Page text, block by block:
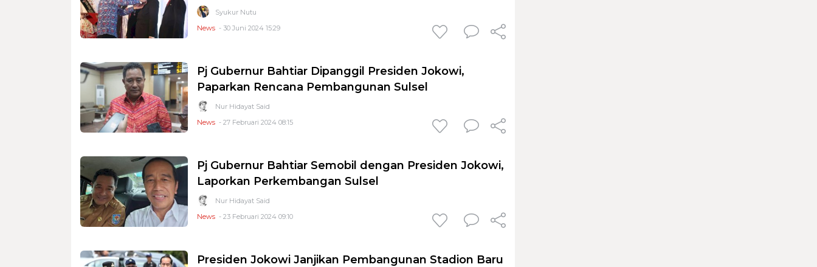
Syukur Nutu
News - 30 Juni 2024 15:29
Pj Gubernur Bahtiar Dipanggil Presiden Jokowi,
Paparkan Rencana Pembangunan Sulsel
Nur Hidayat Said
News - 27 Februari 2024 08:15
Pj Gubernur Bahtiar Semobil dengan Presiden Jokowi,
Laporkan Perkembangan Sulsel
Nur Hidayat Said
News - 23 Februari 2024 09:10
Presiden Jokowi Janjikan Pembangunan Stadion Baru